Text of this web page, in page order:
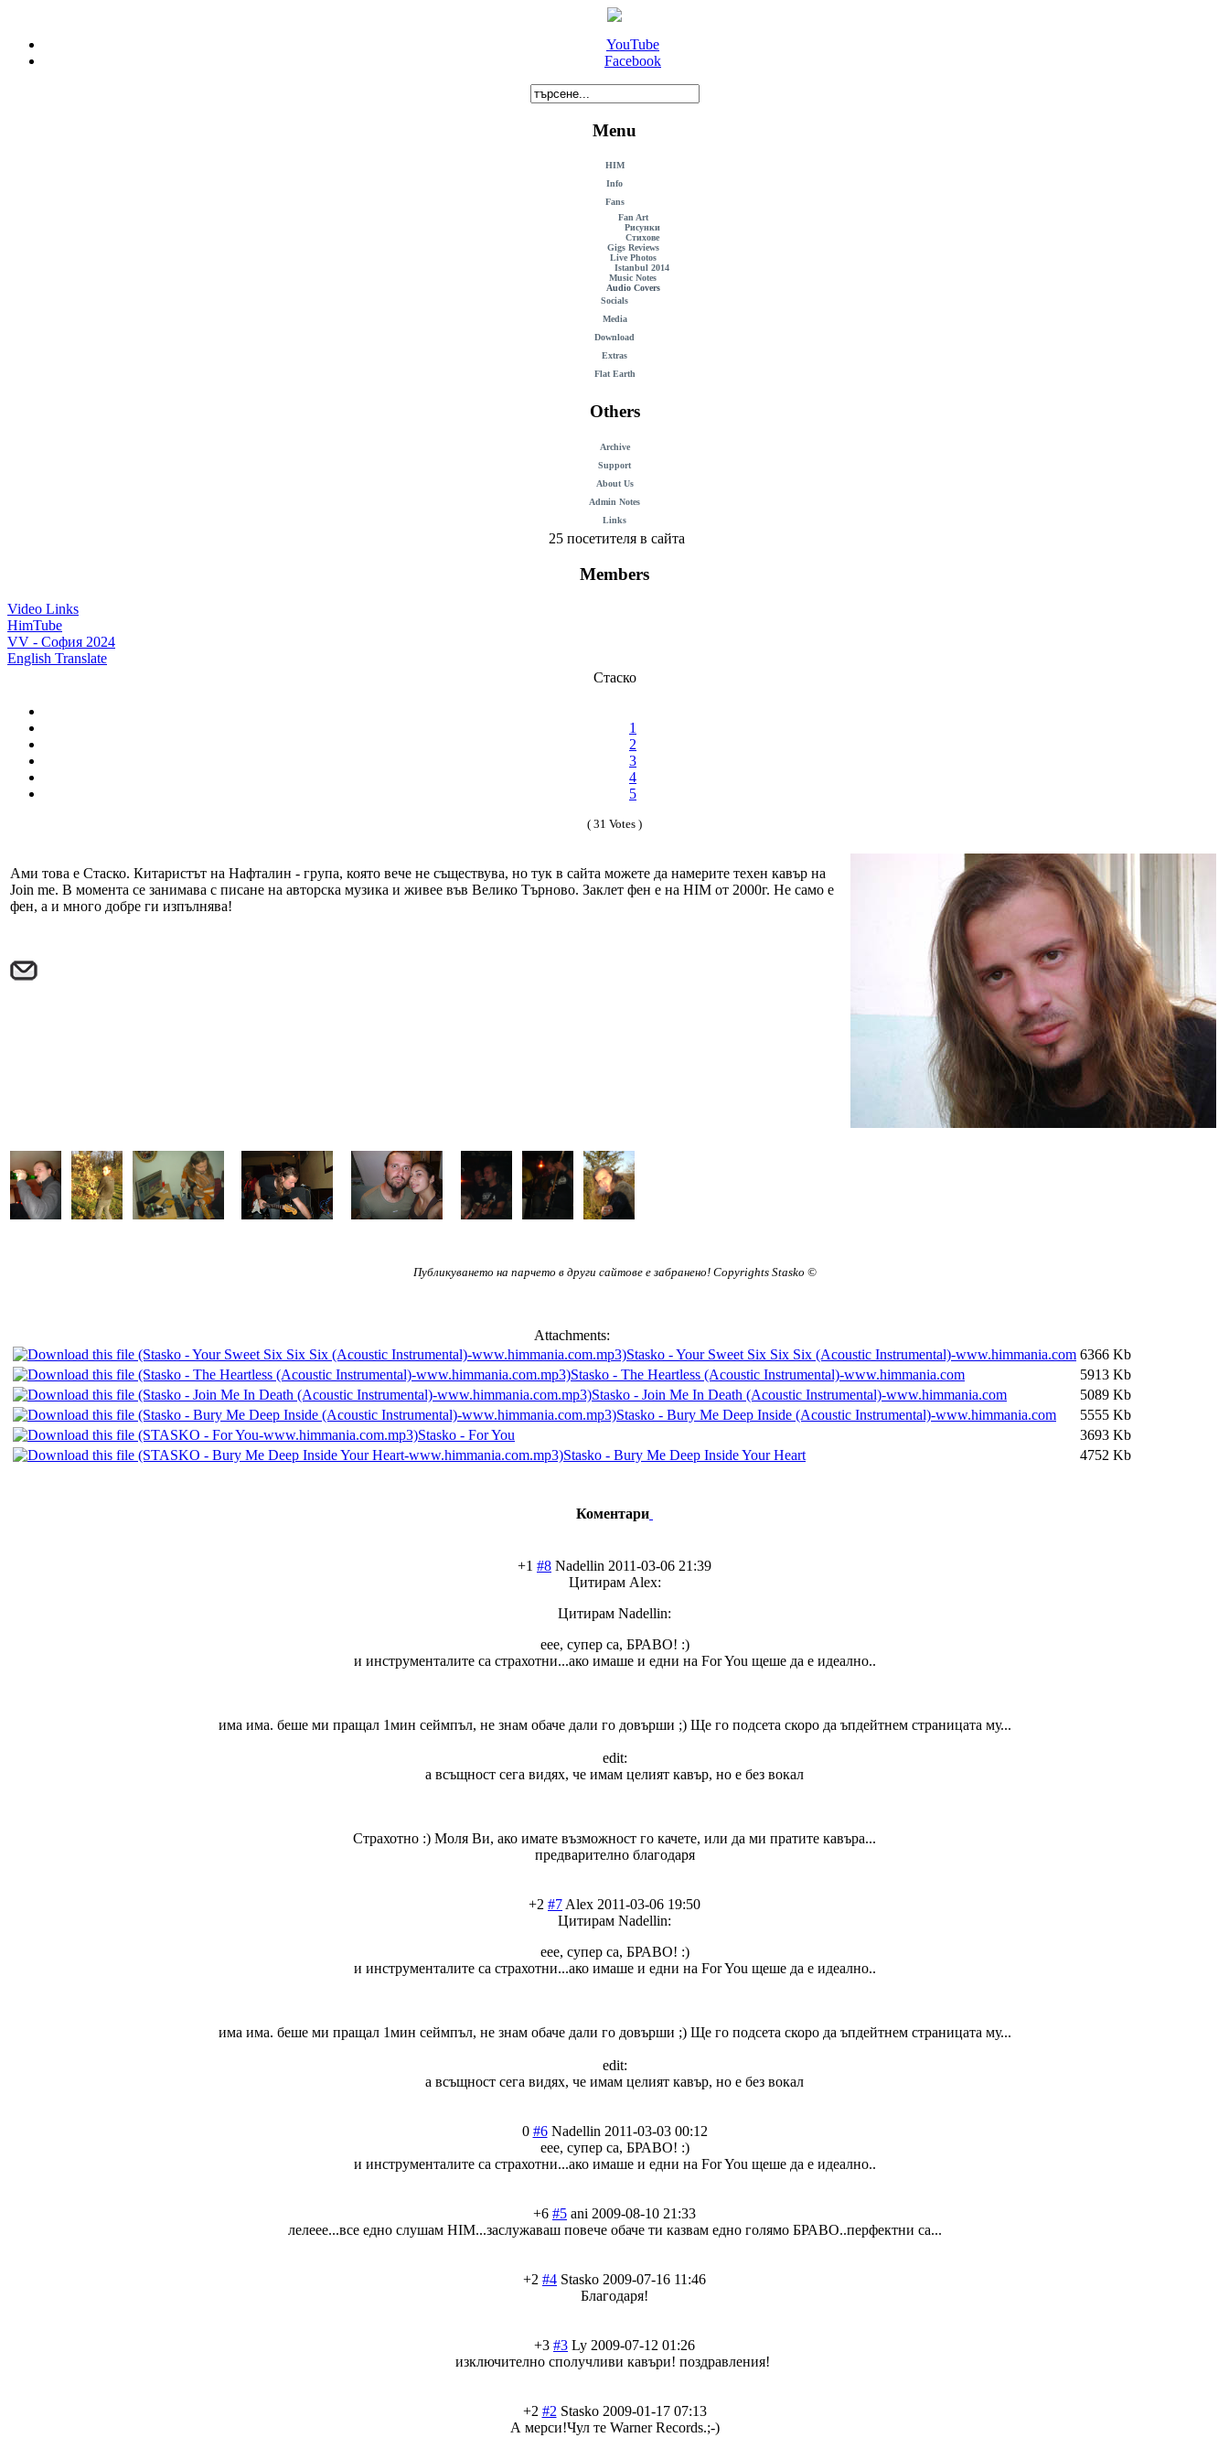
YouTube
Facebook
Menu
HIM
Info
Fans
Fan Art
Рисунки
Стихове
Gigs Reviews
Live Photos
Istanbul 2014
Music Notes
Audio Covers
Socials
Media
Download
Extras
Flat Earth
Others
Archive
Support
About Us
Admin Notes
Links
25 посетителя в сайта
Members
Video Links
HimTube
VV - София 2024
English Translate
Стаско
1
2
3
4
5
( 31 Votes )
Ами това е Стаско. Китаристът на Нафталин - група, която вече не съществува, но тук в сайта можете да намерите техен кавър на
Join me. В момента се занимава с писане на авторска музика и живее във Велико Търново. Заклет фен е на HIM от 2000г. Не само е
фен, а и много добре ги изпълнява!
Публикуването на парчето в други сайтове е забранено! Copyrights Stasko ©
Attachments:
Stasko - Your Sweet Six Six Six (Acoustic Instrumental)-www.himmania.com 6366 Kb
Stasko - The Heartless (Acoustic Instrumental)-www.himmania.com
5913 Kb
Stasko - Join Me In Death (Acoustic Instrumental)-www.himmania.com
5089 Kb
Stasko - Bury Me Deep Inside (Acoustic Instrumental)-www.himmania.com
5555 Kb
Stasko - For You
3693 Kb
Stasko - Bury Me Deep Inside Your Heart
4752 Kb
Коментари
+1 #8 Nadellin 2011-03-06 21:39
Цитирам Alex:
Цитирам Nadellin:
еее, супер са, БРАВО! :)
и инструменталите са страхотни...ако имаше и едни на For You щеше да е идеално..
има има. беше ми пращал 1мин сеймпъл, не знам обаче дали го довърши ;) Ще го подсета скоро да ъпдейтнем страницата му...
edit:
а всъщност сега видях, че имам целият кавър, но е без вокал
Страхотно :) Моля Ви, ако имате възможност го качете, или да ми пратите кавъра...
предварително благодаря
+2 #7 Alex 2011-03-06 19:50
Цитирам Nadellin:
еее, супер са, БРАВО! :)
и инструменталите са страхотни...ако имаше и едни на For You щеше да е идеално..
има има. беше ми пращал 1мин сеймпъл, не знам обаче дали го довърши ;) Ще го подсета скоро да ъпдейтнем страницата му...
edit:
а всъщност сега видях, че имам целият кавър, но е без вокал
0 #6 Nadellin 2011-03-03 00:12
еее, супер са, БРАВО! :)
и инструменталите са страхотни...ако имаше и едни на For You щеше да е идеално..
+6 #5 ani 2009-08-10 21:33
лелеее...все едно слушам HIM...заслужаваш повече обаче ти казвам едно голямо БРАВО..перфектни са...
+2 #4 Stasko 2009-07-16 11:46
Благодаря!
+3 #3 Ly 2009-07-12 01:26
изключително сполучливи кавъри! поздравления!
+2 #2 Stasko 2009-01-17 07:13
А мерси!Чул те Warner Records.;-)